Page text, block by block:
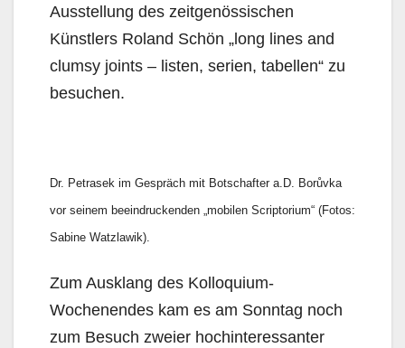
Ausstellung des zeitgenössischen
Künstlers Roland Schön „long lines and
clumsy joints – listen, serien, tabellen“ zu
besuchen.
Dr. Petrasek im Gespräch mit Botschafter a.D. Borůvka
vor seinem beeindruckenden „mobilen Scriptorium“ (Fotos:
Sabine Watzlawik).
Zum Ausklang des Kolloquium-
Wochenendes kam es am Sonntag noch
zum Besuch zweier hochinteressanter